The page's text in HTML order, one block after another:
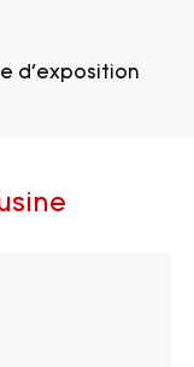
d'exposition